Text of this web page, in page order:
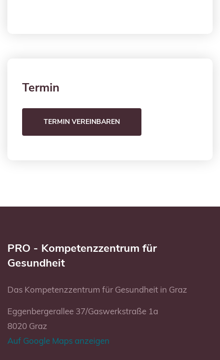
Termin
TERMIN VEREINBAREN
PRO - Kompetenzzentrum für
Gesundheit
Das Kompetenzzentrum für Gesundheit in Graz
Eggenbergerallee 37/Gaswerkstraße 1a
8020 Graz
Auf Google Maps anzeigen